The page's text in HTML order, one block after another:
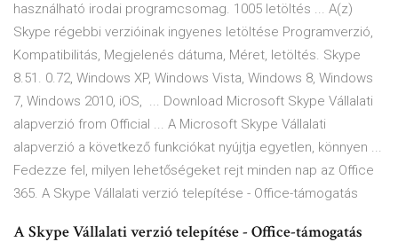
használható irodai programcsomag. 1005 letöltés ... A(z)
Skype régebbi verzióinak ingyenes letöltése Programverzió,
Kompatibilitás, Megjelenés dátuma, Méret, letöltés. Skype
8.51. 0.72, Windows XP, Windows Vista, Windows 8, Windows
7, Windows 2010, iOS, ... Download Microsoft Skype Vállalati
alapverzió from Official ... A Microsoft Skype Vállalati
alapverzió a következő funkciókat nyújtja egyetlen, könnyen ...
Fedezze fel, milyen lehetőségeket rejt minden nap az Office
365. A Skype Vállalati verzió telepítése - Office-támogatás
A Skype Vállalati verzió telepítése - Office-támogatás